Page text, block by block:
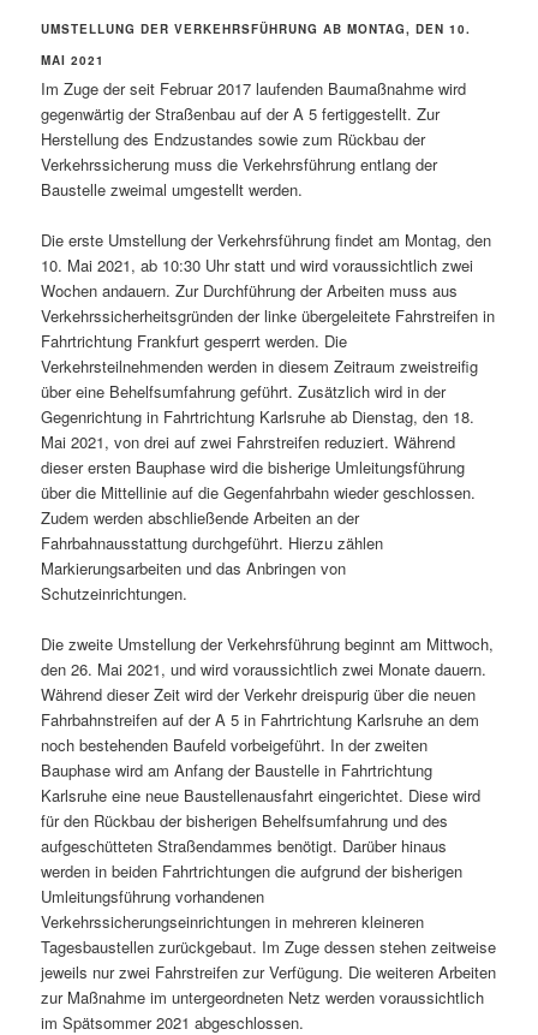
UMSTELLUNG DER VERKEHRSFÜHRUNG AB MONTAG, DEN 10.
MAI 2021
Im Zuge der seit Februar 2017 laufenden Baumaßnahme wird
gegenwärtig der Straßenbau auf der A 5 fertiggestellt. Zur
Herstellung des Endzustandes sowie zum Rückbau der
Verkehrssicherung muss die Verkehrsführung entlang der
Baustelle zweimal umgestellt werden.
Die erste Umstellung der Verkehrsführung findet am Montag, den
10. Mai 2021, ab 10:30 Uhr statt und wird voraussichtlich zwei
Wochen andauern. Zur Durchführung der Arbeiten muss aus
Verkehrssicherheitsgründen der linke übergeleitete Fahrstreifen in
Fahrtrichtung Frankfurt gesperrt werden. Die
Verkehrsteilnehmenden werden in diesem Zeitraum zweistreifig
über eine Behelfsumfahrung geführt. Zusätzlich wird in der
Gegenrichtung in Fahrtrichtung Karlsruhe ab Dienstag, den 18.
Mai 2021, von drei auf zwei Fahrstreifen reduziert. Während
dieser ersten Bauphase wird die bisherige Umleitungsführung
über die Mittellinie auf die Gegenfahrbahn wieder geschlossen.
Zudem werden abschließende Arbeiten an der
Fahrbahnausstattung durchgeführt. Hierzu zählen
Markierungsarbeiten und das Anbringen von
Schutzeinrichtungen.
Die zweite Umstellung der Verkehrsführung beginnt am Mittwoch,
den 26. Mai 2021, und wird voraussichtlich zwei Monate dauern.
Während dieser Zeit wird der Verkehr dreispurig über die neuen
Fahrbahnstreifen auf der A 5 in Fahrtrichtung Karlsruhe an dem
noch bestehenden Baufeld vorbeigeführt. In der zweiten
Bauphase wird am Anfang der Baustelle in Fahrtrichtung
Karlsruhe eine neue Baustellenausfahrt eingerichtet. Diese wird
für den Rückbau der bisherigen Behelfsumfahrung und des
aufgeschütteten Straßendammes benötigt. Darüber hinaus
werden in beiden Fahrtrichtungen die aufgrund der bisherigen
Umleitungsführung vorhandenen
Verkehrssicherungseinrichtungen in mehreren kleineren
Tagesbaustellen zurückgebaut. Im Zuge dessen stehen zeitweise
jeweils nur zwei Fahrstreifen zur Verfügung. Die weiteren Arbeiten
zur Maßnahme im untergeordneten Netz werden voraussichtlich
im Spätsommer 2021 abgeschlossen.